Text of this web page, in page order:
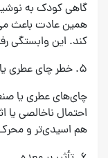
گاهی کودک به
همین عادت باعث
کند. این وابستگی
۵. خطر چای عطری یا پررنگ
چای‌های عطری یا
احتمال ناخالصی یا
هم اسیدی‌تر و